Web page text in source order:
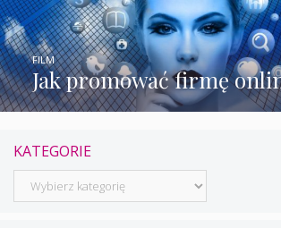
Jak promować firmę
FILM
KATEGORIE
Kategorie